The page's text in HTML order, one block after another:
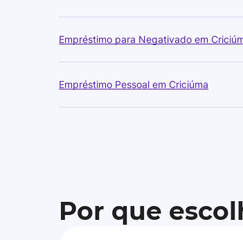
Empréstimo para Negativado em
Empréstimo Pessoal em Criciúma
Por que